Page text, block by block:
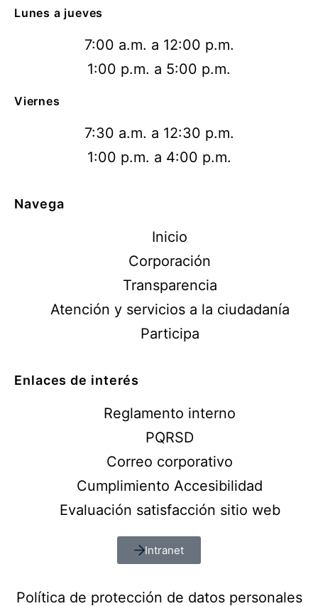
Lunes a jueves
7:00 a.m. a 12:00 p.m.
1:00 p.m. a 5:00 p.m.
Viernes
7:30 a.m. a 12:30 p.m.
1:00 p.m. a 4:00 p.m.
Navega
Inicio
Corporación
Transparencia
Atención y servicios a la ciudadanía
Participa
Enlaces de interés
Reglamento interno
PQRSD
Correo corporativo
Cumplimiento Accesibilidad
Evaluación satisfacción sitio web
Intranet
Política de protección de datos personales